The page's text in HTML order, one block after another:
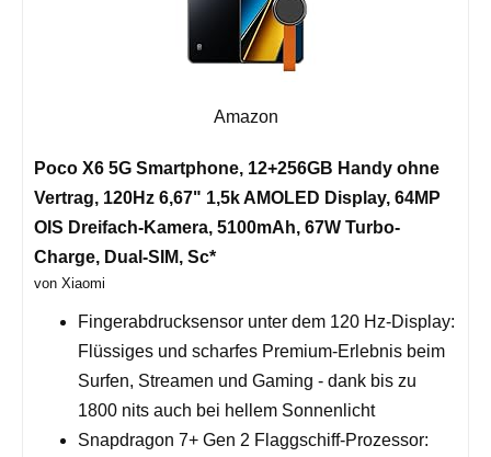
Amazon
Poco X6 5G Smartphone, 12+256GB Handy ohne
Vertrag, 120Hz 6,67" 1,5k AMOLED Display, 64MP
OIS Dreifach-Kamera, 5100mAh, 67W Turbo-
Charge, Dual-SIM, Sc*
von Xiaomi
Fingerabdrucksensor unter dem 120 Hz-Display:
Flüssiges und scharfes Premium-Erlebnis beim
Surfen, Streamen und Gaming - dank bis zu
1800 nits auch bei hellem Sonnenlicht
Snapdragon 7+ Gen 2 Flaggschiff-Prozessor: